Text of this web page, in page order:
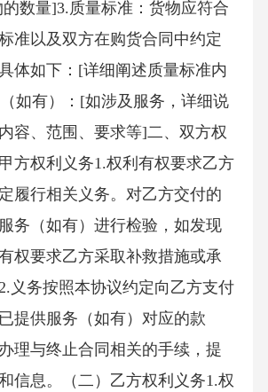
数量]3.质量标准：货物应符合
准以及双方在购货合同中约定
体如下：[详细阐述质量标准内
如有）：[如涉及服务，详细说
容、范围、要求等]二、双方权
方权利义务1.权利有权要求乙方
履行相关义务。对乙方交付的
务（如有）进行检验，如发现
权要求乙方采取补救措施或承
义务按照本协议约定向乙方支付
提供服务（如有）对应的款
理与终止合同相关的手续，提
信息。（二）乙方权利义务1.权